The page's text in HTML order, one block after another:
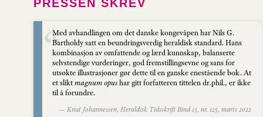
PRESSEN SKREV
Med avhandlingen om det danske kongevåpen har Nils G.
Bartholdy satt en beundringsverdig heraldisk standard. Hans
kombinasjon av omfattende og lærd kunnskap, balanserte
selvstendige vurderinger, god fremstillingsevne og sans for
utsøkte illustrasjoner gør dette til en ganske enestående bok. At
et sliktmagnum opushar gitt forfatteren tittelen dr.phil., er ikke
til å forundre.
— Knut Johannessen, Heraldisk Tidsskrift Bind 13, nr. 125, marts 2022